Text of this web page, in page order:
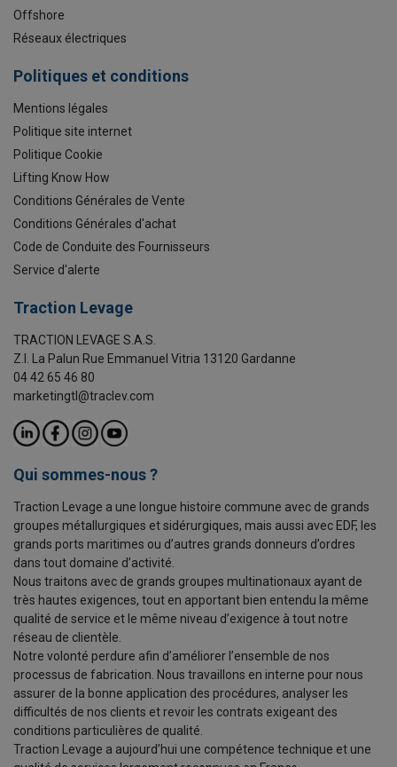
Offshore
Réseaux électriques
Politiques et conditions
Mentions légales
Politique site internet
Politique Cookie
Lifting Know How
Conditions Générales de Vente
Conditions Générales d'achat
Code de Conduite des Fournisseurs
Service d'alerte
Traction Levage
TRACTION LEVAGE S.A.S.
Z.I. La Palun Rue Emmanuel Vitria 13120 Gardanne
04 42 65 46 80
marketingtl@traclev.com
Qui sommes-nous ?
Traction Levage a une longue histoire commune avec de grands
groupes métallurgiques et sidérurgiques, mais aussi avec EDF, les
grands ports maritimes ou d’autres grands donneurs d’ordres
dans tout domaine d’activité.
Nous traitons avec de grands groupes multinationaux ayant de
très hautes exigences, tout en apportant bien entendu la même
qualité de service et le même niveau d’exigence à tout notre
réseau de clientèle.
Notre volonté perdure afin d’améliorer l’ensemble de nos
processus de fabrication. Nous travaillons en interne pour nous
assurer de la bonne application des procédures, analyser les
difficultés de nos clients et revoir les contrats exigeant des
conditions particulières de qualité.
Traction Levage a aujourd’hui une compétence technique et une